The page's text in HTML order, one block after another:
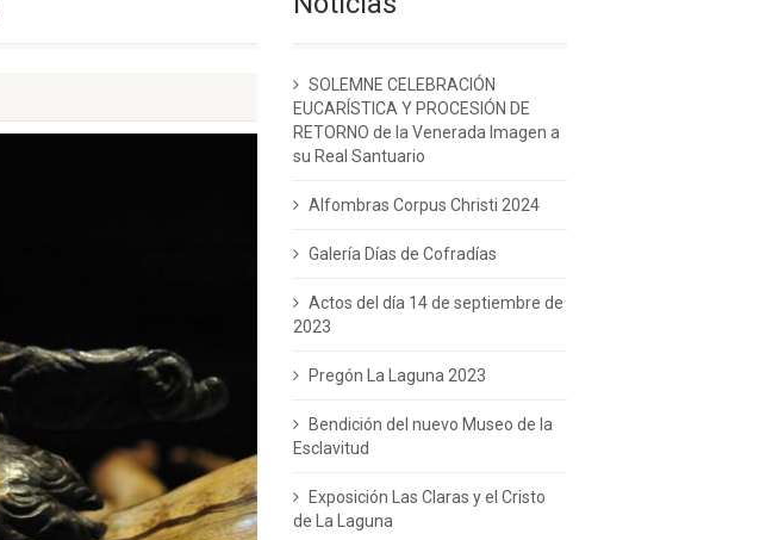
SOLEMNE CELEBRACIÓN
EUCARÍSTICA Y PROCESIÓN DE
RETORNO de la Venerada Imagen a
su Real Santuario
Alfombras Corpus Christi 2024
Galería Días de Cofradías
Actos del día 14 de septiembre de
2023
Pregón La Laguna 2023
Bendición del nuevo Museo de la
Esclavitud
Exposición Las Claras y el Cristo
de La Laguna